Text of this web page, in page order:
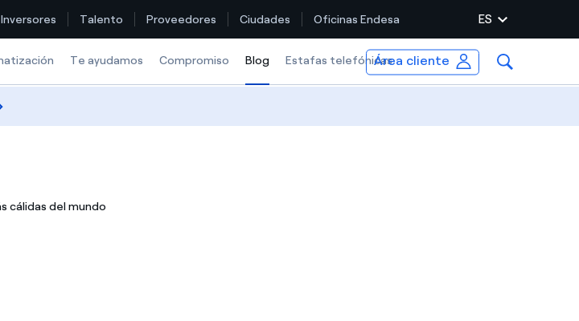
Talento Proveedores Ciudades Oficinas Endesa ES
Te ayudamos Compromiso Blog Selected item
Estafas telefónicasÁrea cliente
cálidas del mundo